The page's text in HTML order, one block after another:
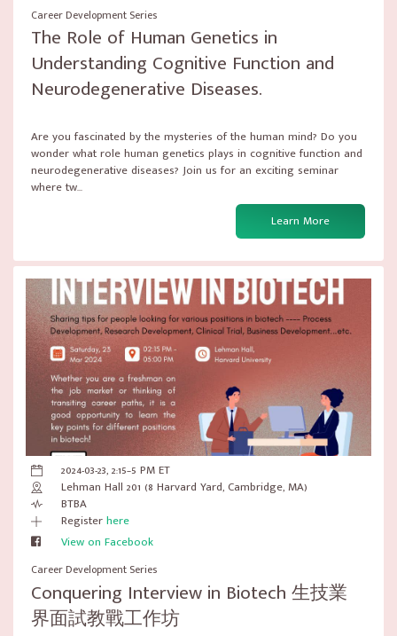
Career Development Series
The Role of Human Genetics in
Understanding Cognitive Function and
Neurodegenerative Diseases.
Are you fascinated by the mysteries of the human mind? Do you
wonder what role human genetics plays in cognitive function and
neurodegenerative diseases? Join us for an exciting seminar
where tw...
Learn More
2024-03-23, 2:15–5 PM ET
Lehman Hall 201 (8 Harvard Yard, Cambridge, MA)
BTBA
Registerhere
View on Facebook
Career Development Series
Conquering Interview in Biotech 生技業
界面試教戰工作坊